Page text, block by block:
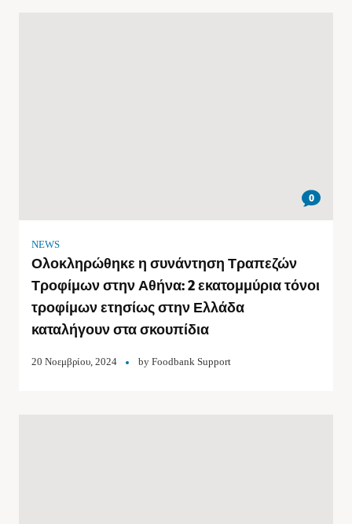
0
NEWS
Ολοκληρώθηκε η συνάντηση Τραπεζών
Τροφίμων στην Αθήνα: 2 εκατομμύρια τόνοι
τροφίμων ετησίως στην Ελλάδα
καταλήγουν στα σκουπίδια
20 Νοεμβρίου, 2024 by Foodbank Support